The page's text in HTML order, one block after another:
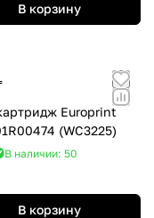
В корзину
Europrint
(WC3225)
В наличии: 50
В корзину